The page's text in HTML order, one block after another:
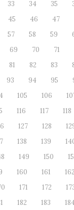
33 34 35
45 46 47
57 58 59
69 70 71
81 82 83
93 94 95
105 106
116 117 118
127 128
138 139
149 150
160 161 162
171 172
182 183